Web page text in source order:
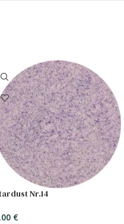
Nr.14
€